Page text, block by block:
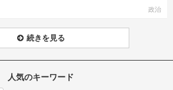
政治
続きを見る
人気のキーワード